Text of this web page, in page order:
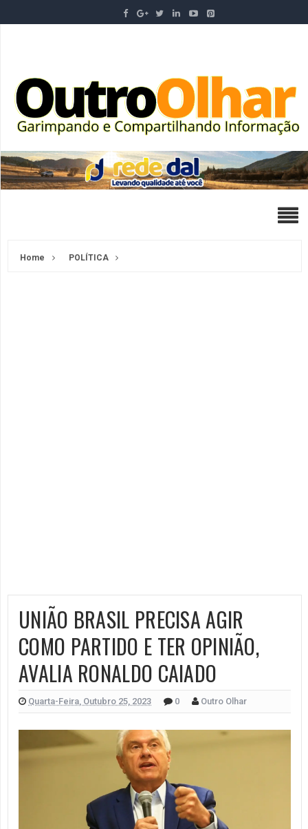
Home POLÍTICA
UNIÃO BRASIL PRECISA AGIR
COMO PARTIDO E TER OPINIÃO,
AVALIA RONALDO CAIADO
Quarta-Feira, Outubro 25, 2023 0 Outro Olhar